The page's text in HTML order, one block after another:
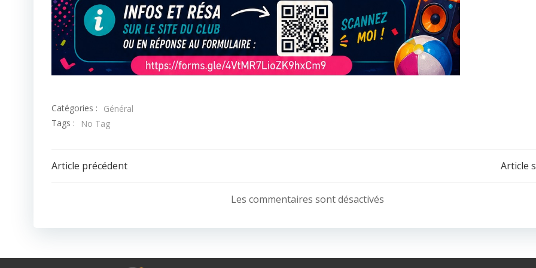
Catégories :
Général
Tags :
No Tag
Post
Article précédent
navigation
Article
Les commentaires sont désactivés